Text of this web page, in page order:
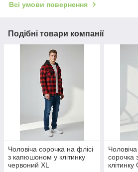
Всі умови повернення
Подібні товари компанії
​​​​​​​Чоловіча сорочка на флісі
з капюшоном у клітинку
червоний XL
сорочка
клітинку